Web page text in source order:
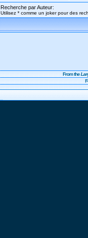
Recherche par Auteur:
Utilisez * comme un joker pour des
From the